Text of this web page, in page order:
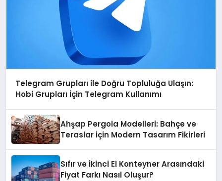
Telegram Grupları ile Doğru Topluluğa Ulaşın:
Hobi Grupları İçin Telegram Kullanımı
Ahşap Pergola Modelleri: Bahçe ve
Teraslar İçin Modern Tasarım Fikirleri
Sıfır ve İkinci El Konteyner Arasındaki
Fiyat Farkı Nasıl Oluşur?